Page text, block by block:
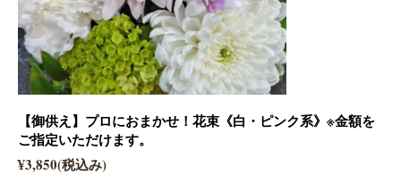
【御供え】プロにおまかせ！花束《白・ピンク系》※金額を
ご指定いただけます。
¥3,850(税込み)